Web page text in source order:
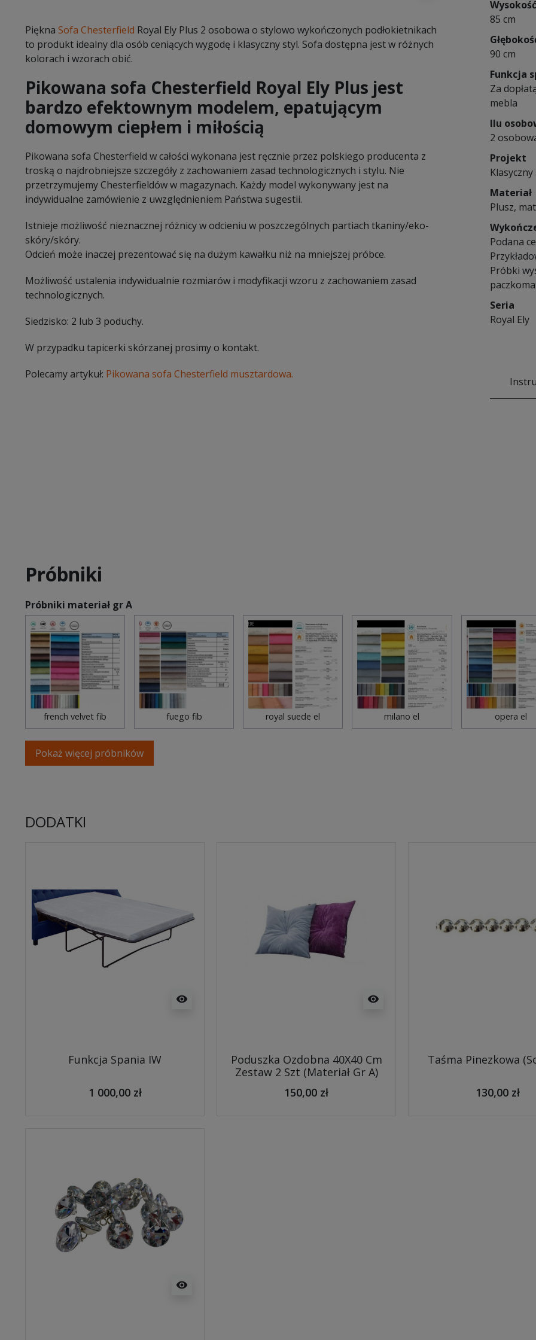
Piękna Sofa Chesterfield Royal Ely Plus 2 osobowa o stylowo wykończonych podłokietnikach
to produkt idealny dla osób ceniących wygodę i klasyczny styl. Sofa dostępna jest w różnych
kolorach i wzorach obić.
Pikowana sofa Chesterfield Royal Ely Plus jest
bardzo efektownym modelem, epatującym
domowym ciepłem i miłością
Pikowana sofa Chesterfield w całości wykonana jest ręcznie przez polskiego producenta z
troską o najdrobniejsze szczegóły z zachowaniem zasad technologicznych i stylu. Nie
przetrzymujemy Chesterfieldów w magazynach. Każdy model wykonywany jest na
indywidualne zamówienie z uwzględnieniem Państwa sugestii.
Istnieje możliwość nieznacznej różnicy w odcieniu w poszczególnych partiach tkaniny/eko-
skóry/skóry.
Odcień może inaczej prezentować się na dużym kawałku niż na mniejszej próbce.
Możliwość ustalenia indywidualnie rozmiarów i modyfikacji wzoru z zachowaniem zasad
technologicznych.
Siedzisko: 2 lub 3 poduchy.
W przypadku tapicerki skórzanej prosimy o kontakt.
Polecamy artykuł: Pikowana sofa Chesterfield musztardowa.
Wysokość
85 cm
90 cm
Funkcja
Za
mebla
Ilu
2
Projekt
Materiał
Plusz,
Podana
Próbki
Seria
Royal Ely
Próbniki
Próbniki materiał gr A
french velvet fib fuego fib royal suede el milano el opera el
Pokaż więcej próbników
DODATKI
visibility
Funkcja Spania IW
1 000,00 zł
visibility
Poduszka Ozdobna 40X40 Cm
Zestaw 2 Szt (Materiał Gr A)
150,00 zł
Taśma Pinezkowa
130,00 zł
visibility